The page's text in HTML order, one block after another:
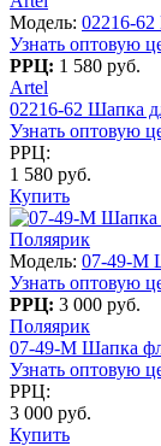
Модель: 02216-62
Узнать оптовую
РРЦ: 1 580 руб.
Artel
02216-62 Шапка
Узнать оптовую
РРЦ:
1 580 руб.
Купить
Поляярик
Модель: 07-49-M
Узнать оптовую
РРЦ: 3 000 руб.
Поляярик
07-49-M Шапка
Узнать оптовую
РРЦ:
3 000 руб.
Купить